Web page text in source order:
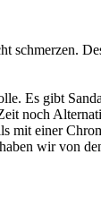
schmerzen.
Es gibt
noch
einer
wir von